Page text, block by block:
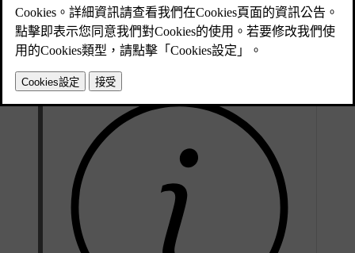
前方碰撞預防警示
有關車輛切過您車道的警告